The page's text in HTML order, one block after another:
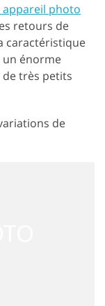
photo
retours de
caractéristique
un énorme
très petits
de